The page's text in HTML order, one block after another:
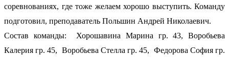
соревнованиях, где тоже желаем хорошо выступить. Команду
подготовил, преподаватель Польшин Андрей Николаевич.
Состав команды: Хорошавина Марина гр. 43, Воробьева
Калерия гр. 45, Воробьева Стелла гр. 45, Федорова София гр.